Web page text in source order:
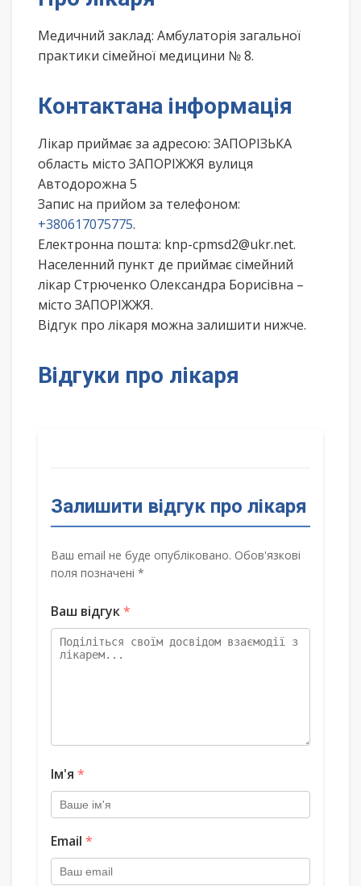
Медичний заклад: Амбулаторія загальної
практики сімейної медицини № 8.
Контактана інформація
Лікар приймає за адресою: ЗАПОРІЗЬКА
область місто ЗАПОРІЖЖЯ вулиця
Автодорожна 5
Запис на прийом за телефоном:
+380617075775.
Електронна пошта: knp-cpmsd2@ukr.net.
Населенний пункт де приймає сімейний
лікар Стрюченко Олександра Борисівна –
місто ЗАПОРІЖЖЯ.
Відгук про лікаря можна залишити нижче.
Відгуки про лікаря
Залишити відгук про лікаря
Ваш email не буде опубліковано. Обов'язкові
поля позначені *
Ваш відгук*
Ім'я *
Email *